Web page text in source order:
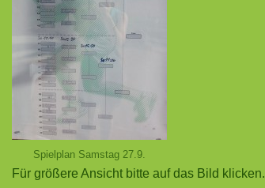
Spielplan Samstag 27.9.
Für größere Ansicht bitte auf das Bild klicken.